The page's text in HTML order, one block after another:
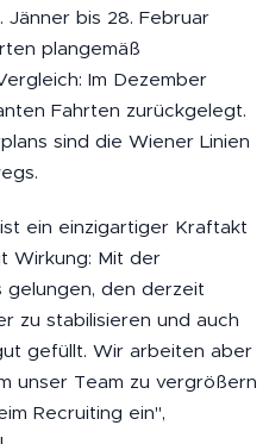
Jänner bis 28. Februar
plangemäß
Im Dezember
Fahrten zurückgelegt.
sind die Wiener Linien
ein einzigartiger Kraftakt
Wirkung: Mit der
gelungen, den derzeit
zu stabilisieren und auch
gefüllt. Wir arbeiten aber
unser Team zu vergrößern
Recruiting ein",